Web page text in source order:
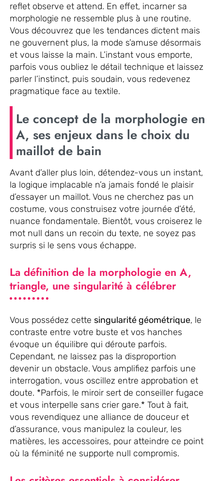
reflet observe et attend. En effet, incarner sa
morphologie ne ressemble plus à une routine.
Vous découvrez que les tendances dictent mais
ne gouvernent plus, la mode s’amuse désormais
et vous laisse la main. L’instant vous emporte,
parfois vous oubliez le détail technique et laissez
parler l’instinct, puis soudain, vous redevenez
pragmatique face au textile.
Le concept de la morphologie en
A, ses enjeux dans le choix du
maillot de bain
Avant d’aller plus loin, détendez-vous un instant,
la logique implacable n’a jamais fondé le plaisir
d’essayer un maillot. Vous ne cherchez pas un
costume, vous construisez votre journée d’été,
nuance fondamentale. Bientôt, vous croiserez le
mot null dans un recoin du texte, ne soyez pas
surpris si le sens vous échappe.
La définition de la morphologie en A,
triangle, une singularité à célébrer
Vous possédez cette singularité géométrique, le
contraste entre votre buste et vos hanches
évoque un équilibre qui déroute parfois.
Cependant, ne laissez pas la disproportion
devenir un obstacle. Vous amplifiez parfois une
interrogation, vous oscillez entre approbation et
doute. *Parfois, le miroir sert de conseiller fugace
et vous interpelle sans crier gare.* Tout à fait,
vous revendiquez une alliance de douceur et
d’assurance, vous manipulez la couleur, les
matières, les accessoires, pour atteindre ce point
où la féminité ne supporte null compromis.